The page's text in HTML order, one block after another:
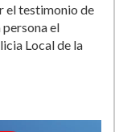
el testimonio de
el
Local de la